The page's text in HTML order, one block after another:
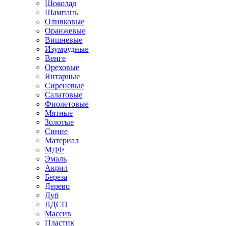
Шоколад
Шампань
Оливковые
Оранжевые
Вишневые
Изумрудные
Венге
Ореховые
Янтарные
Сиреневые
Салатовые
Фиолетовые
Мятные
Золотые
Синие
Материал
МДФ
Эмаль
Акрил
Береза
Дерево
Дуб
ЛДСП
Массив
Пластик